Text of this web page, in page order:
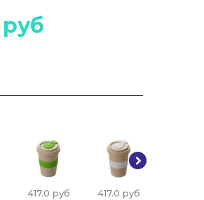
руб
417.0 руб 417.0 руб